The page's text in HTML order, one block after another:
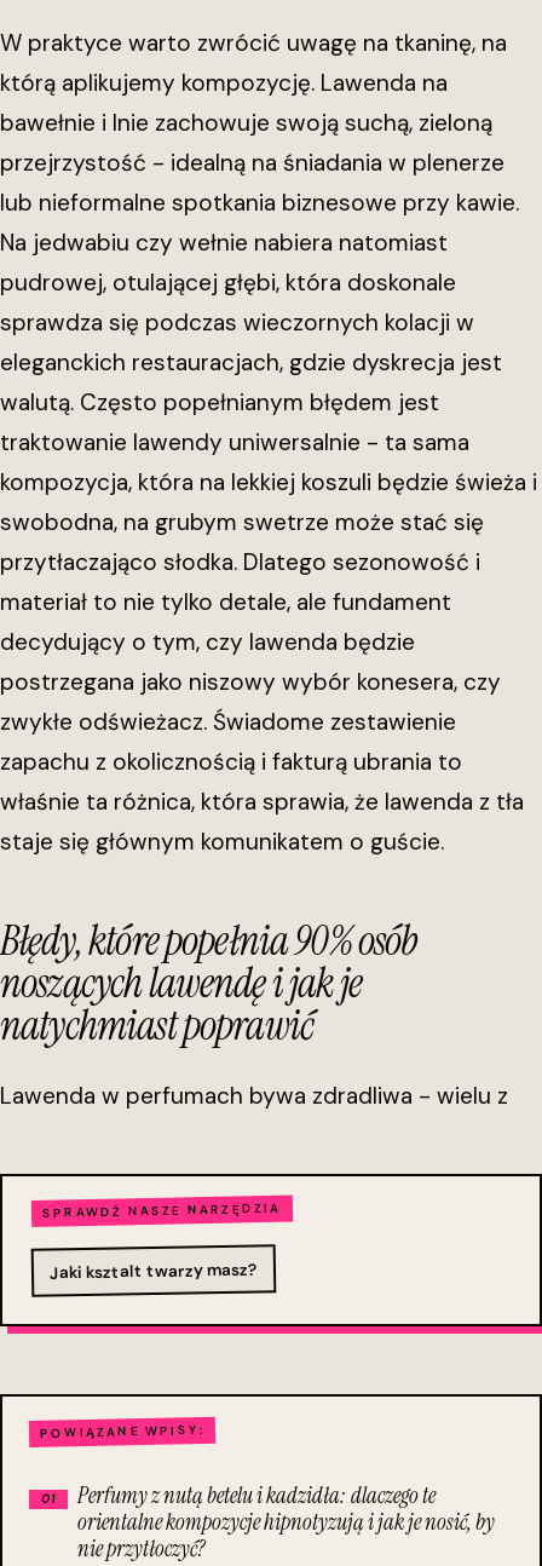
W praktyce warto zwrócić uwagę na tkaninę, na
którą aplikujemy kompozycję. Lawenda na
bawełnie i lnie zachowuje swoją suchą, zieloną
przejrzystość - idealną na śniadania w plenerze
lub nieformalne spotkania biznesowe przy kawie.
Na jedwabiu czy wełnie nabiera natomiast
pudrowej, otulającej głębi, która doskonale
sprawdza się podczas wieczornych kolacji w
eleganckich restauracjach, gdzie dyskrecja jest
walutą. Często popełnianym błędem jest
traktowanie lawendy uniwersalnie - ta sama
kompozycja, która na lekkiej koszuli będzie świeża i
swobodna, na grubym swetrze może stać się
przytłaczająco słodka. Dlatego sezonowość i
materiał to nie tylko detale, ale fundament
decydujący o tym, czy lawenda będzie
postrzegana jako niszowy wybór konesera, czy
zwykłe odświeżacz. Świadome zestawienie
zapachu z okolicznością i fakturą ubrania to
właśnie ta różnica, która sprawia, że lawenda z tła
staje się głównym komunikatem o guście.
Błędy, które popełnia 90% osób
noszących lawendę i jak je
natychmiast poprawić
Lawenda w perfumach bywa zdradliwa - wielu z
SPRAWDŹ NASZE NARZĘDZIA
Jaki ksztalt twarzy masz?
POWIĄZANE WPISY:
Perfumy z nutą betelu i kadzidła: dlaczego te
orientalne kompozycje hipnotyzują i jak je nosić, by
nie przytłoczyć?